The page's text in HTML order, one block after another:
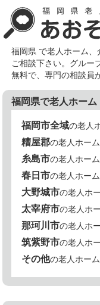
福岡県 で老人ホーム
ご相談下さい。グルー
無料で、専門の相談員
福岡県で老人ホー
福岡市全域の老人
糟屋郡の老人ホーム
糸島市の老人ホーム
春日市の老人ホーム
大野城市の老人ホ
太宰府市の老人ホ
那珂川市の老人ホ
筑紫野市の老人ホ
その他の老人ホーム